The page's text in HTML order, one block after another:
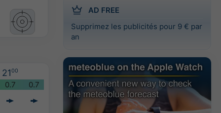
AD FREE
Supprimez les publicités pour 9 € par
an
2100
0.7 0.7